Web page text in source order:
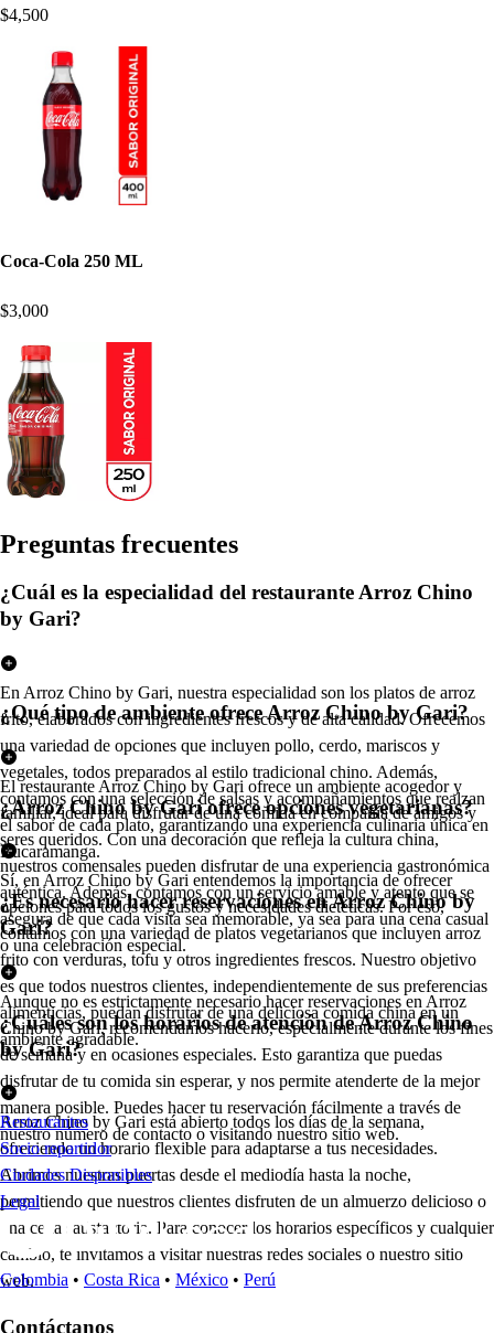
$4,500
Coca-Cola 250 ML
$3,000
Preguntas frecuentes
¿Cuál es la especialidad del restaurante Arroz Chino
by Gari?
En Arroz Chino by Gari, nuestra especialidad son los platos de arroz
frito, elaborados con ingredientes frescos y de alta calidad. Ofrecemos
una variedad de opciones que incluyen pollo, cerdo, mariscos y
vegetales, todos preparados al estilo tradicional chino. Además,
contamos con una selección de salsas y acompañamientos que realzan
el sabor de cada plato, garantizando una experiencia culinaria única en
Bucaramanga.
¿Qué tipo de ambiente ofrece Arroz Chino by Gari?
El restaurante Arroz Chino by Gari ofrece un ambiente acogedor y
familiar, ideal para disfrutar de una comida en compañía de amigos y
seres queridos. Con una decoración que refleja la cultura china,
nuestros comensales pueden disfrutar de una experiencia gastronómica
auténtica. Además, contamos con un servicio amable y atento que se
asegura de que cada visita sea memorable, ya sea para una cena casual
o una celebración especial.
¿Arroz Chino by Gari ofrece opciones vegetarianas?
Sí, en Arroz Chino by Gari entendemos la importancia de ofrecer
opciones para todos los gustos y necesidades dietéticas. Por eso,
contamos con una variedad de platos vegetarianos que incluyen arroz
frito con verduras, tofu y otros ingredientes frescos. Nuestro objetivo
es que todos nuestros clientes, independientemente de sus preferencias
alimenticias, puedan disfrutar de una deliciosa comida china en un
ambiente agradable.
¿Es necesario hacer reservaciones en Arroz Chino by
Gari?
Aunque no es estrictamente necesario hacer reservaciones en Arroz
Chino by Gari, recomendamos hacerlo, especialmente durante los fines
de semana y en ocasiones especiales. Esto garantiza que puedas
disfrutar de tu comida sin esperar, y nos permite atenderte de la mejor
manera posible. Puedes hacer tu reservación fácilmente a través de
nuestro número de contacto o visitando nuestro sitio web.
¿Cuáles son los horarios de atención de Arroz Chino
by Gari?
Arroz Chino by Gari está abierto todos los días de la semana,
ofreciendo un horario flexible para adaptarse a tus necesidades.
Abrimos nuestras puertas desde el mediodía hasta la noche,
permitiendo que nuestros clientes disfruten de un almuerzo delicioso o
una cena satisfactoria. Para conocer los horarios específicos y cualquier
cambio, te invitamos a visitar nuestras redes sociales o nuestro sitio
web.
Restaurantes
Socio repartidor
Ciudades Disponibles
Legal
Colombia • Costa Rica • México • Perú
Contáctanos